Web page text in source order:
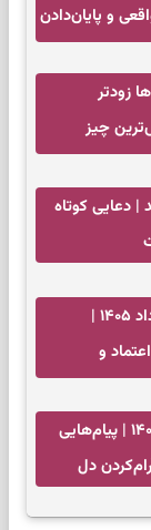
و پایان‌دادن
زودتر
چیز
| دعایی کوتاه
فال فرشتگان امروز پنجشنبه ۱۵ مرداد ۱۴۰۵ |
و
فال انبیا امروز پنجشنبه ۱۵ مرداد ۱۴۰۵ | پیام‌هایی
دل